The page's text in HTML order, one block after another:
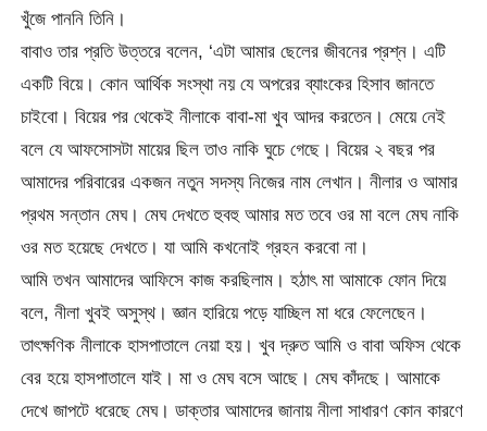
খুঁজে পাননি তিনি।
বাবাও তার প্রতি উত্তরে বলেন, ‘এটা আমার ছেলের জীবনের প্রশ্ন। এটি
একটি বিয়ে। কোন আর্থিক সংস্থা নয় যে অপরের ব্যাংকের হিসাব জানতে
চাইবো। বিয়ের পর থেকেই নীলাকে বাবা-মা খুব আদর করতেন। মেয়ে নেই
বলে যে আফসোসটা মায়ের ছিল তাও নাকি ঘুচে গেছে। বিয়ের ২ বছর পর
আমাদের পরিবারের একজন নতুন সদস্য নিজের নাম লেখান। নীলার ও আমার
প্রথম সন্তান মেঘ। মেঘ দেখতে হুবহু আমার মত তবে ওর মা বলে মেঘ নাকি
ওর মত হয়েছে দেখতে। যা আমি কখনোই গ্রহন করবো না।
আমি তখন আমাদের আফিসে কাজ করছিলাম। হঠাৎ মা আমাকে ফোন দিয়ে
বলে, নীলা খুবই অসুস্থ। জ্ঞান হারিয়ে পড়ে যাচ্ছিল মা ধরে ফেলেছেন।
তাৎক্ষণিক নীলাকে হাসপাতালে নেয়া হয়। খুব দ্রুত আমি ও বাবা অফিস থেকে
বের হয়ে হাসপাতালে যাই। মা ও মেঘ বসে আছে। মেঘ কাঁদছে। আমাকে
দেখে জাপটে ধরেছে মেঘ। ডাক্তার আমাদের জানায় নীলা সাধারণ কোন কারণে